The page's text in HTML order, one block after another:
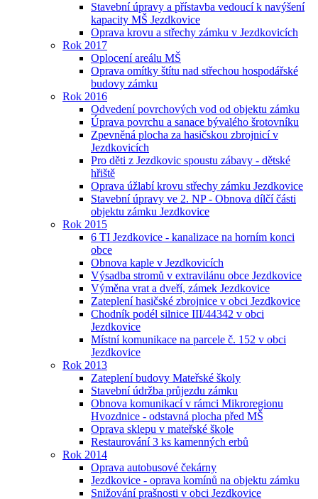
Stavební úpravy a přístavba vedoucí k navýšení
kapacity MŠ Jezdkovice
Oprava krovu a střechy zámku v Jezdkovicích
Rok 2017
Oplocení areálu MŠ
Oprava omítky štítu nad střechou hospodářské
budovy zámku
Rok 2016
Odvedení povrchových vod od objektu zámku
Úprava povrchu a sanace bývalého šrotovníku
Zpevněná plocha za hasičskou zbrojnicí v
Jezdkovicích
Pro děti z Jezdkovic spoustu zábavy - dětské
hřiště
Oprava úžlabí krovu střechy zámku Jezdkovice
Stavební úpravy ve 2. NP - Obnova dílčí části
objektu zámku Jezdkovice
Rok 2015
6 TI Jezdkovice - kanalizace na horním konci
obce
Obnova kaple v Jezdkovicích
Výsadba stromů v extravilánu obce Jezdkovice
Výměna vrat a dveří, zámek Jezdkovice
Zateplení hasičské zbrojnice v obci Jezdkovice
Chodník podél silnice III/44342 v obci
Jezdkovice
Místní komunikace na parcele č. 152 v obci
Jezdkovice
Rok 2013
Zateplení budovy Mateřské školy
Stavební údržba průjezdu zámku
Obnova komunikací v rámci Mikroregionu
Hvozdnice - odstavná plocha před MŠ
Oprava sklepu v mateřské škole
Restaurování 3 ks kamenných erbů
Rok 2014
Oprava autobusové čekárny
Jezdkovice - oprava komínů na objektu zámku
Snižování prašnosti v obci Jezdkovice